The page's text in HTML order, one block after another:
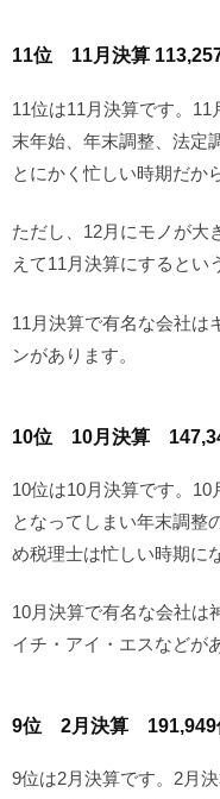
11位 11月決算
11位は11月決算です。
末年始、年末調整、法定
とにかく忙しい時期だか
ただし、12月にモノが大
えて11月決算にするとい
11月決算で有名な会社は
ンがあります。
10位 10月決算
10位は10月決算です。10
となってしまい年末調整
め税理士は忙しい時期に
10月決算で有名な会社は
イチ・アイ・エスなどが
9位 2月決算 191,949
9位は2月決算です。2月